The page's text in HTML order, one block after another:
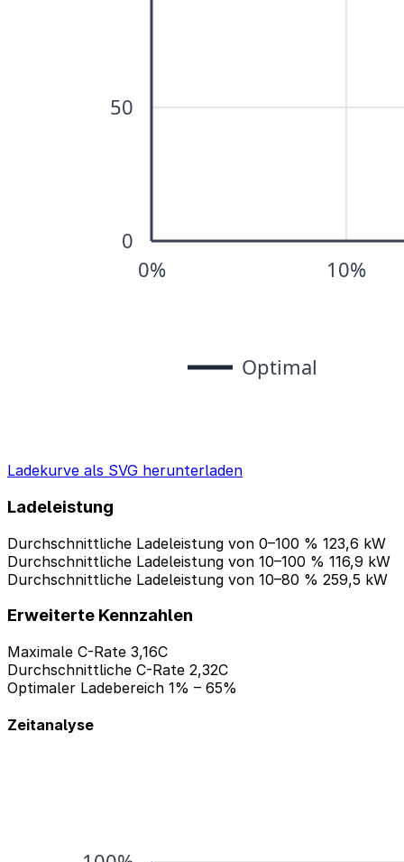
Ladekurve als SVG herunterladen
Ladeleistung
Durchschnittliche Ladeleistung von 0–100 % 123,6 kW
Durchschnittliche Ladeleistung von 10–100 % 116,9 kW
Durchschnittliche Ladeleistung von 10–80 % 259,5 kW
Erweiterte Kennzahlen
Maximale C-Rate 3,16C
Durchschnittliche C-Rate 2,32C
Optimaler Ladebereich 1% – 65%
Zeitanalyse